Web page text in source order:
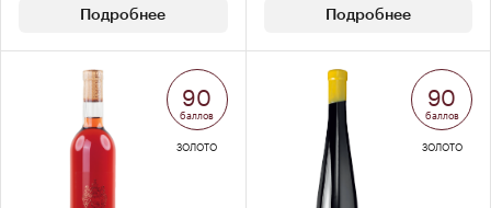
Подробнее Подробнее
90
баллов
ЗОЛОТО
90
баллов
ЗОЛОТО